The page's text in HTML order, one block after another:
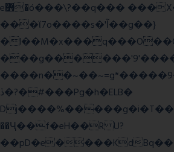
e߻�ó���\?��q��� ���X�����g?��?
���ϊ7o����s�'Ĩ��g��}
ڏ�?�#���Pg�h�ELB�
��Ҷ��f�eH��R U?
��pD�e����Kd